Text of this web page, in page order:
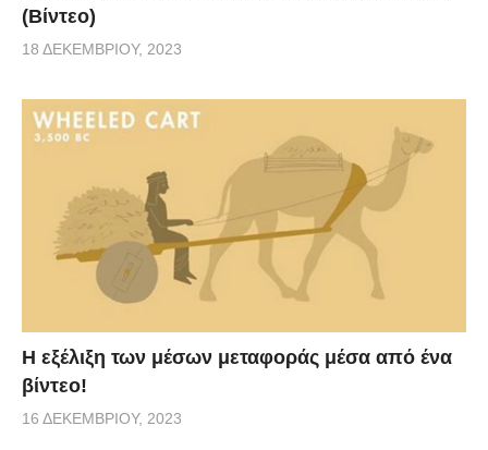
(Βίντεο)
18 ΔΕΚΕΜΒΡΊΟΥ, 2023
Η εξέλιξη των μέσων μεταφοράς μέσα από ένα
βίντεο!
16 ΔΕΚΕΜΒΡΊΟΥ, 2023